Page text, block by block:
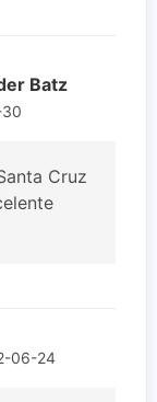
Batz
Cruz
06-24